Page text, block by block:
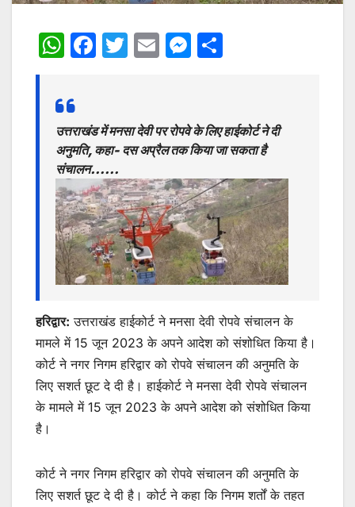
W
at
s
A
p
p
F
e
b
o
o
k
T
er
E
l
M
s
e
n
g
er
e
उत्तराखंड में मनसा देवी पर रोपवे के लिए हाईकोर्ट ने दी
अनुमति, कहा- दस अप्रैल तक किया जा सकता है
संचालन……
हरिद्वार: उत्तराखंड हाईकोर्ट ने मनसा देवी रोपवे संचालन के
मामले में 15 जून 2023 के अपने आदेश को संशोधित किया है।
कोर्ट ने नगर निगम हरिद्वार को रोपवे संचालन की अनुमति के
लिए सशर्त छूट दे दी है। हाईकोर्ट ने मनसा देवी रोपवे संचालन
के मामले में 15 जून 2023 के अपने आदेश को संशोधित किया
है।
कोर्ट ने नगर निगम हरिद्वार को रोपवे संचालन की अनुमति के
लिए सशर्त छूट दे दी है। कोर्ट ने कहा कि निगम शर्तों के तहत